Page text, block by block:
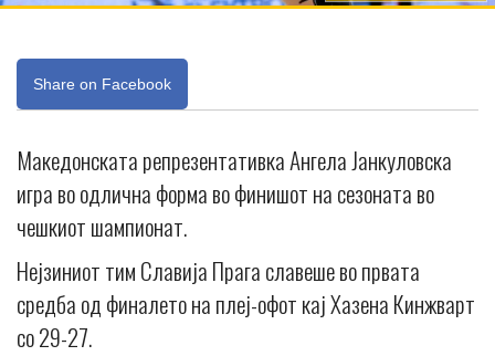
Share on Facebook
Македонската репрезентативка Ангела Јанкуловска
игра во одлична форма во финишот на сезоната во
чешкиот шампионат.
Нејзиниот тим Славија Прага славеше во првата
средба од финалето на плеј-офот кај Хазена Кинжварт
со 29-27.